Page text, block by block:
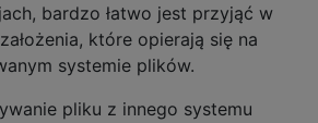
bardzo łatwo jest przyjąć w
które opierają się na
systemie plików.
pliku z innego systemu